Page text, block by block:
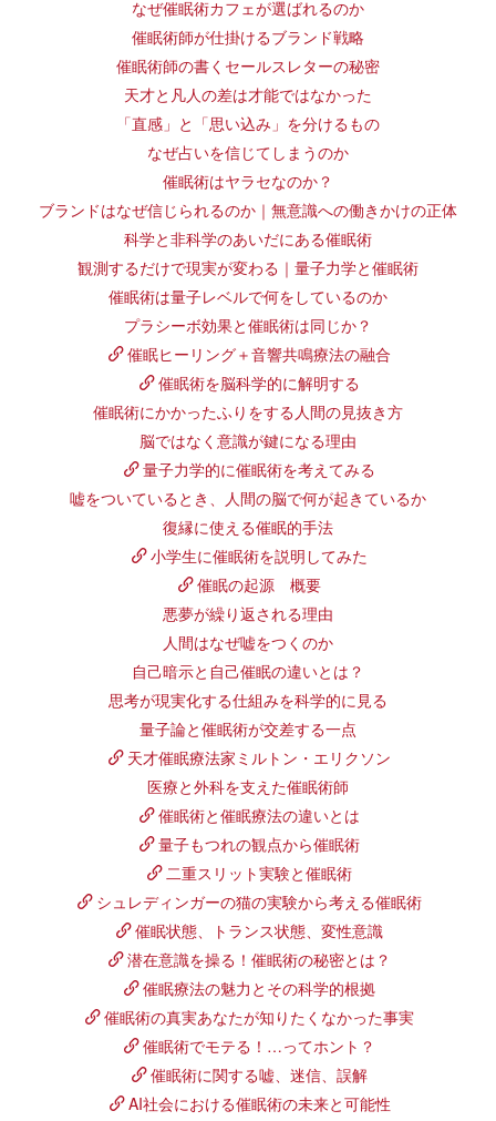
なぜ催眠術カフェが選ばれるのか
催眠術師が仕掛けるブランド戦略
催眠術師の書くセールスレターの秘密
天才と凡人の差は才能ではなかった
「直感」と「思い込み」を分けるもの
なぜ占いを信じてしまうのか
催眠術はヤラセなのか？
ブランドはなぜ信じられるのか｜無意識への働きかけの正体
科学と非科学のあいだにある催眠術
観測するだけで現実が変わる｜量子力学と催眠術
催眠術は量子レベルで何をしているのか
プラシーボ効果と催眠術は同じか？
催眠ヒーリング＋音響共鳴療法の融合
催眠術を脳科学的に解明する
催眠術にかかったふりをする人間の見抜き方
脳ではなく意識が鍵になる理由
量子力学的に催眠術を考えてみる
嘘をついているとき、人間の脳で何が起きているか
復縁に使える催眠的手法
小学生に催眠術を説明してみた
催眠の起源 概要
悪夢が繰り返される理由
人間はなぜ嘘をつくのか
自己暗示と自己催眠の違いとは？
思考が現実化する仕組みを科学的に見る
量子論と催眠術が交差する一点
天才催眠療法家ミルトン・エリクソン
医療と外科を支えた催眠術師
催眠術と催眠療法の違いとは
量子もつれの観点から催眠術
二重スリット実験と催眠術
シュレディンガーの猫の実験から考える催眠術
催眠状態、トランス状態、変性意識
潜在意識を操る！催眠術の秘密とは？
催眠療法の魅力とその科学的根拠
催眠術の真実あなたが知りたくなかった事実
催眠術でモテる！…ってホント？
催眠術に関する嘘、迷信、誤解
AI社会における催眠術の未来と可能性